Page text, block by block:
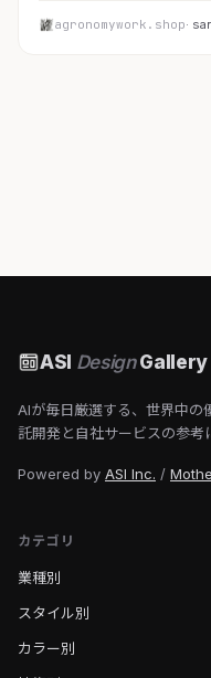
agronomywork.shop·
ASI DesignGallery
AIが毎日厳選する、世界中の
託開発と自社サービスの参考
Powered by ASI Inc. /
カテゴリ
業種別
スタイル別
カラー別